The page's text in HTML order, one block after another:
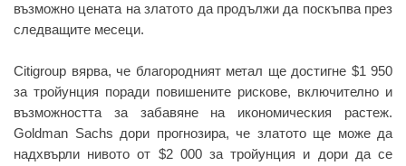
възможно цената на златото да продължи да поскъпва през
следващите месеци.
Citigroup вярва, че благородният метал ще достигне $1 950
за тройунция поради повишените рискове, включително и
възможността за забавяне на икономическия растеж.
Goldman Sachs дори прогнозира, че златото ще може да
надхвърли нивото от $2 000 за тройунция и дори да се